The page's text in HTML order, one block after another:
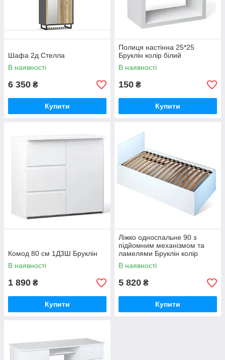
Шафа 2д Стелла
В наявності
6 350 ₴
Купити
Полиця настінна 25*25
Бруклін колір білий
В наявності
150 ₴
Купити
Комод 80 см 1Д3Ш Бруклін
В наявності
1 890 ₴
Купити
Ліжко односпальне 90 з
підйомним механізмом та
ламелями Бруклін колір
білий
В наявності
5 820 ₴
Купити